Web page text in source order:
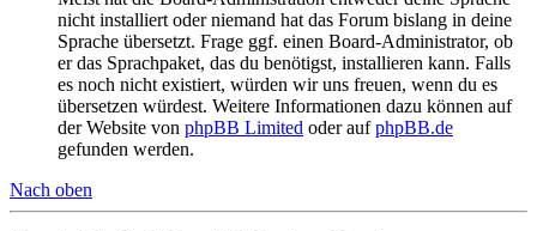
nicht installiert oder niemand hat das Forum bislang in deine
Sprache übersetzt. Frage ggf. einen Board-Administrator, ob
er das Sprachpaket, das du benötigst, installieren kann. Falls
es noch nicht existiert, würden wir uns freuen, wenn du es
übersetzen würdest. Weitere Informationen dazu können auf
der Website von phpBB Limited oder aufphpBB.de
gefunden werden.
Nach oben